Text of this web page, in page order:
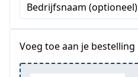
Bedrijfsnaam (optioneel)
Voeg toe aan je bestelling